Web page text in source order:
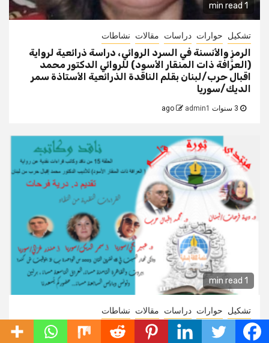
1 min read
تشكيل حوارات دراسات مقالات نشاطات
الرمز والأنسنة في السرد الروائي، دراسة ذرائعية لرواية
(العرَّافة ذات المنقار الأسود) للروائي الدكتور محمد
اقبال حرب/لبنان بقلم الناقدة الذرائعية الأستاذة سمر
الديك/سوريا
admin1
1 min read
تشكيل حوارات دراسات مقالات نشاطات
حمولةُ الرمز التقني من سخرية وتهكّم غضبٌ إنساني
يدلقه قلم الأديب محمد إقبال حرب/لبنان. في روايته (